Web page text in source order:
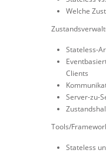
Welche
Stateless-
Clients
Server-zu-
Tools/
Stateless